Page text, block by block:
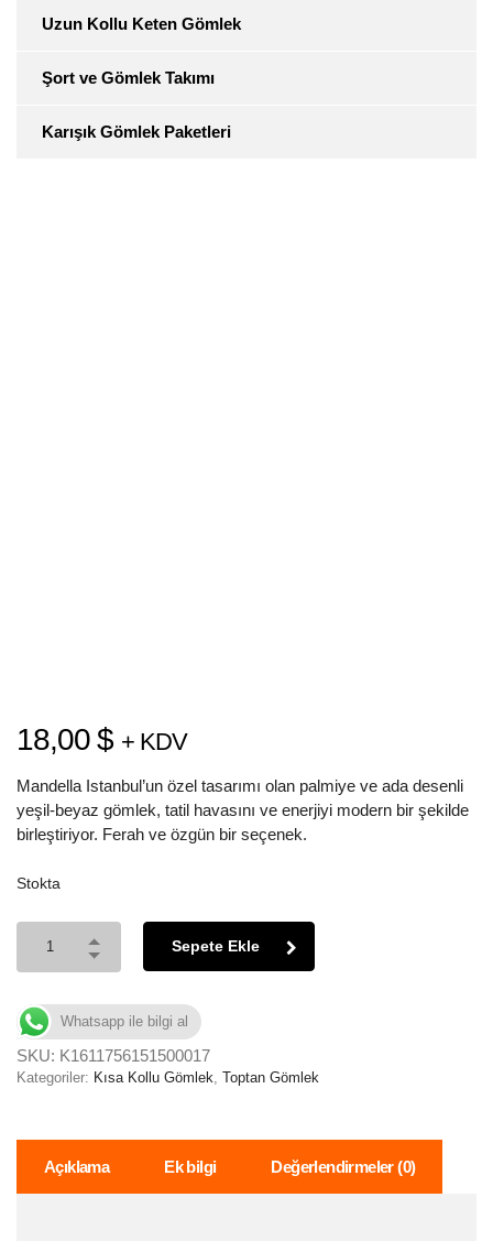
18,00$ + KDV
Mandella Istanbul’un özel tasarımı olan palmiye ve ada desenli
yeşil-beyaz gömlek, tatil havasını ve enerjiyi modern bir şekilde
birleştiriyor. Ferah ve özgün bir seçenek.
Stokta
Sepete Ekle
Whatsapp ile bilgi al
SKU: K1611756151500017
Kategoriler: Kısa Kollu Gömlek, Toptan Gömlek
Açıklama Ek bilgi Değerlendirmeler (0)
Uzun Kollu Keten Gömlek
Şort ve Gömlek Takımı
Karışık Gömlek Paketleri